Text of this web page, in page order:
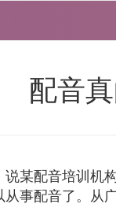
配音
某配音培训机
事配音了。从